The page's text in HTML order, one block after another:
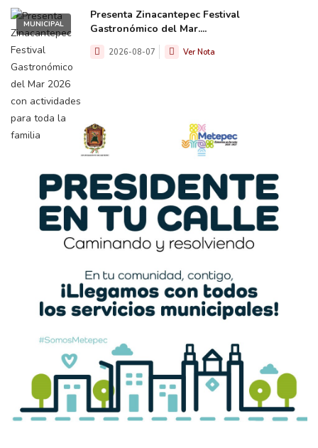
MUNICIPAL
Presenta Zinacantepec Festival
Gastronómico del Mar....
2026-08-07 Ver Nota